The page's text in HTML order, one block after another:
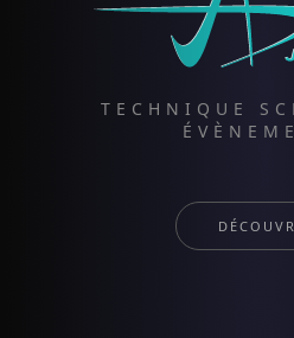
TECHNIQUE